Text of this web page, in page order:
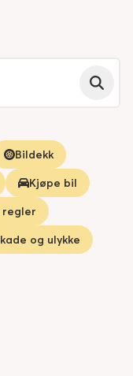
Bildekk
Kjøpe bil
regler
og ulykke